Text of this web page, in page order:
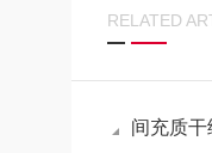
RELATED
间充质干